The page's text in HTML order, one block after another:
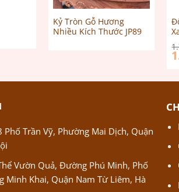
Kỷ Tròn Gỗ Hương
Nhiều Kích Thước JP89
Phố Trần Vỹ, Phường Mai Dịch, Quận
Vườn Quả, Đường Phú Minh, Phố
Minh Khai, Quận Nam Từ Liêm, Hà